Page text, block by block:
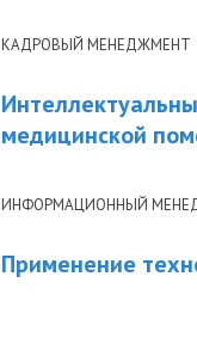
КАДРОВЫЙ МЕНЕДЖМЕНТ
медицинской
ИНФОРМАЦИОННЫЙ
Применение